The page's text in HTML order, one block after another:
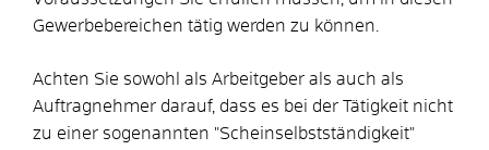
Gewerbebereichen tätig werden zu können.
Achten Sie sowohl als Arbeitgeber als auch als
Auftragnehmer darauf, dass es bei der Tätigkeit nicht
zu einer sogenannten "Scheinselbstständigkeit"